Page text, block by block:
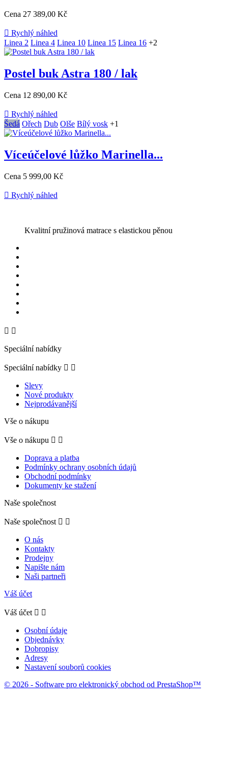
Cena 27 389,00 Kč
 Rychlý náhled
Linea 2 Linea 4 Linea 10 Linea 15 Linea 16 +2
Postel buk Astra 180 / lak
Cena 12 890,00 Kč
 Rychlý náhled
Šedá Ořech Dub Olše Bílý vosk +1
Víceúčelové lůžko Marinella...
Cena 5 999,00 Kč
 Rychlý náhled
Kvalitní pružinová matrace s elastickou pěnou
 
Speciální nabídky
Speciální nabídky  
Slevy
Nové produkty
Nejprodávanější
Vše o nákupu
Vše o nákupu  
Doprava a platba
Podmínky ochrany osobních údajů
Obchodní podmínky
Dokumenty ke stažení
Naše společnost
Naše společnost  
O nás
Kontakty
Prodejny
Napište nám
Naši partneři
Váš účet
Váš účet  
Osobní údaje
Objednávky
Dobropisy
Adresy
Nastavení souborů cookies
© 2026 - Software pro elektronický obchod od PrestaShop™